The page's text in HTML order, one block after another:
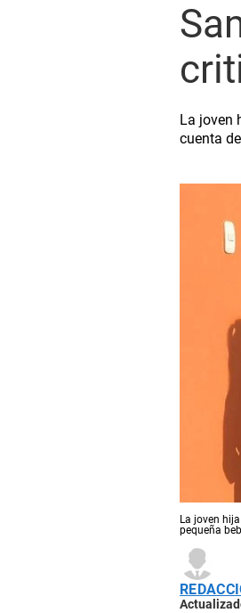
La joven
cuenta
La joven
pequeña